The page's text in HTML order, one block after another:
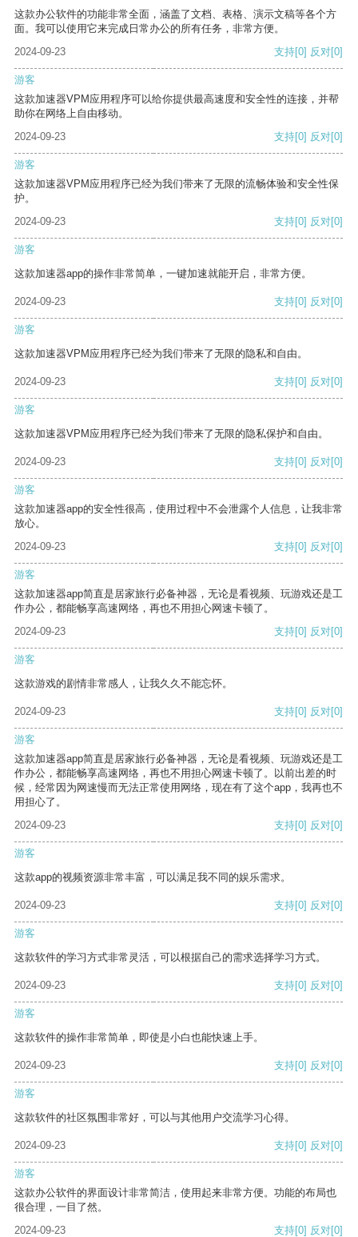
这款办公软件的功能非常全面，涵盖了文档、表格、演示文稿等各个方
面。我可以使用它来完成日常办公的所有任务，非常方便。
2024-09-23
支持[0] 反对[0]
游客
这款加速器VPM应用程序可以给你提供最高速度和安全性的连接，并帮
助你在网络上自由移动。
2024-09-23
支持[0] 反对[0]
游客
这款加速器VPM应用程序已经为我们带来了无限的流畅体验和安全性保
护。
2024-09-23
支持[0] 反对[0]
游客
这款加速器app的操作非常简单，一键加速就能开启，非常方便。
2024-09-23 支持[0] 反对[0]
游客
这款加速器VPM应用程序已经为我们带来了无限的隐私和自由。
2024-09-23 支持[0] 反对[0]
游客
这款加速器VPM应用程序已经为我们带来了无限的隐私保护和自由。
2024-09-23 支持[0] 反对[0]
游客
这款加速器app的安全性很高，使用过程中不会泄露个人信息，让我非常
放心。
2024-09-23
支持[0] 反对[0]
游客
这款加速器app简直是居家旅行必备神器，无论是看视频、玩游戏还是工
作办公，都能畅享高速网络，再也不用担心网速卡顿了。
2024-09-23
支持[0] 反对[0]
游客
这款游戏的剧情非常感人，让我久久不能忘怀。
2024-09-23 支持[0] 反对[0]
游客
这款加速器app简直是居家旅行必备神器，无论是看视频、玩游戏还是工
作办公，都能畅享高速网络，再也不用担心网速卡顿了。以前出差的时
候，经常因为网速慢而无法正常使用网络，现在有了这个app，我再也不
用担心了。
2024-09-23
支持[0] 反对[0]
游客
这款app的视频资源非常丰富，可以满足我不同的娱乐需求。
2024-09-23 支持[0] 反对[0]
游客
这款软件的学习方式非常灵活，可以根据自己的需求选择学习方式。
2024-09-23 支持[0] 反对[0]
游客
这款软件的操作非常简单，即使是小白也能快速上手。
2024-09-23 支持[0] 反对[0]
游客
这款软件的社区氛围非常好，可以与其他用户交流学习心得。
2024-09-23 支持[0] 反对[0]
游客
这款办公软件的界面设计非常简洁，使用起来非常方便。功能的布局也
很合理，一目了然。
2024-09-23
支持[0] 反对[0]